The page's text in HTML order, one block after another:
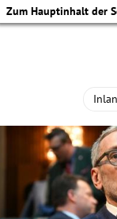
Zum Hauptinhalt der